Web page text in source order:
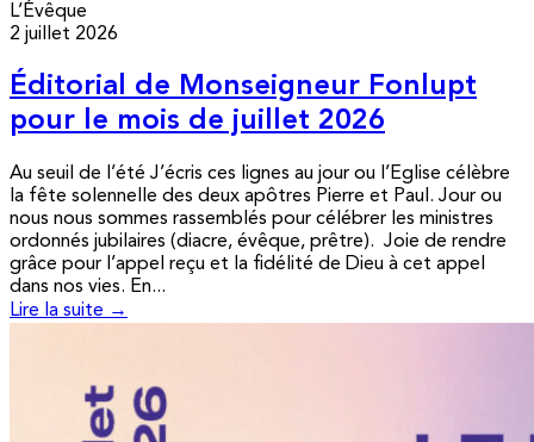
L’Évêque
2 juillet 2026
Éditorial de Monseigneur Fonlupt
pour le mois de juillet 2026
Au seuil de l’été J’écris ces lignes au jour ou l’Eglise célèbre
la fête solennelle des deux apôtres Pierre et Paul. Jour ou
nous nous sommes rassemblés pour célébrer les ministres
ordonnés jubilaires (diacre, évêque, prêtre). Joie de rendre
grâce pour l’appel reçu et la fidélité de Dieu à cet appel
dans nos vies. En...
Lire la suite →